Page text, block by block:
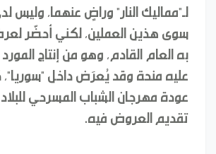
لـ"مماليك النار" وراضٍ عنهما، وليس
سوى هذين العملين، لكني أحضّر
به العام القادم، وهو من إنتاج
عليه منحة وقد يُعرَض داخل
عودة مهرجان الشباب المسرحي
تقديم العروض فيه.